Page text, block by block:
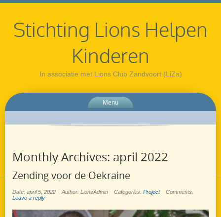
Stichting Lions Helpen
Kinderen
In associatie met Lions Club Zandvoort (LiZa)
Menu
Monthly Archives: april 2022
Zending voor de Oekraine
Date: april 5, 2022 Author: LionsAdmin Categories: Project
Comments:
Leave a reply